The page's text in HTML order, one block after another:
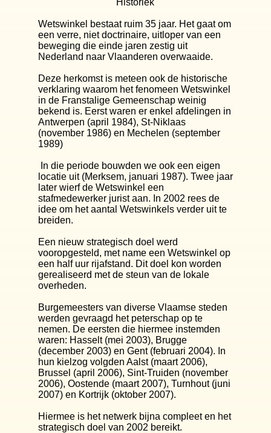
Wetswinkel bestaat ruim 35 jaar. Het gaat om
een verre, niet doctrinaire, uitloper van een
beweging die einde jaren zestig uit
Nederland naar Vlaanderen overwaaide.
Deze herkomst is meteen ook de historische
verklaring waarom het fenomeen Wetswinkel
in de Franstalige Gemeenschap weinig
bekend is. Eerst waren er enkel afdelingen in
Antwerpen (april 1984), St-Niklaas
(november 1986) en Mechelen (september
1989)
In die periode bouwden we ook een eigen
locatie uit (Merksem, januari 1987). Twee jaar
later wierf de Wetswinkel een
stafmedewerker jurist aan. In 2002 rees de
idee om het aantal Wetswinkels verder uit te
breiden.
Een nieuw strategisch doel werd
vooropgesteld, met name een Wetswinkel op
een half uur rijafstand. Dit doel kon worden
gerealiseerd met de steun van de lokale
overheden.
Burgemeesters van diverse Vlaamse steden
werden gevraagd het peterschap op te
nemen. De eersten die hiermee instemden
waren: Hasselt (mei 2003), Brugge
(december 2003) en Gent (februari 2004). In
hun kielzog volgden Aalst (maart 2006),
Brussel (april 2006), Sint-Truiden (november
2006), Oostende (maart 2007), Turnhout (juni
2007) en Kortrijk (oktober 2007).
Hiermee is het netwerk bijna compleet en het
strategisch doel van 2002 bereikt.